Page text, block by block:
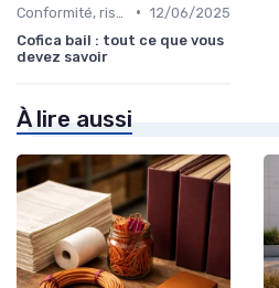
• 12/06/2025
Cofica bail : tout ce que vous
devez savoir
À lire aussi